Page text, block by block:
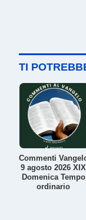
TI
Commenti
9 agosto 2026 XIX
Domenica Tempo
ordinario